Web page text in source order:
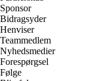
Sponsor
Bidragsyder
Henviser
Teammedlem
Nyhedsmedier
Forespørgsel
Følge